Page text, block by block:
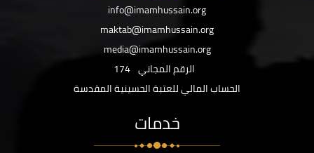
info@imamhussain.org
maktab@imamhussain.org
media@imamhussain.org
الرقم المجاني 174
الحساب المالي للعتبة الحسينية المقدسة
خدمات